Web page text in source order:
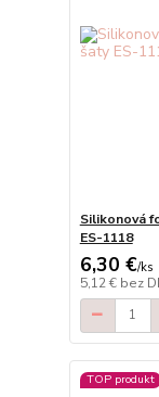
Silikonová
ES-1118
6,30 €/ks
5,12 € bez
TOP produkt